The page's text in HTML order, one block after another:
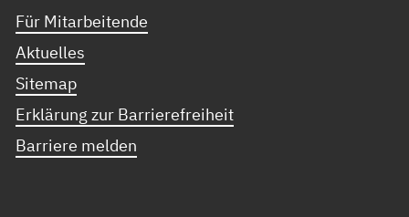
Für Mitarbeitende
Aktuelles
Sitemap
Erklärung zur Barrierefreiheit
Barriere melden